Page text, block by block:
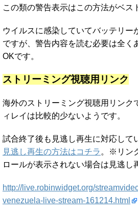
この類の警告表示はこの方法がベス
ウイルスに感染していてバッテリー
ですが、警告内容を読む必要は全く
OKです。
ストリーミング視聴用リンク
海外のストリーミング視聴用リンク
ィレイは比較的少ないようです。
試合終了後も見逃し再生に対応して
見逃し再生の方法はコチラ 。※リン
ロールが表示されない場合は見逃し
http://live.robinwidget.org/
venezuela-live-stream-161214.html